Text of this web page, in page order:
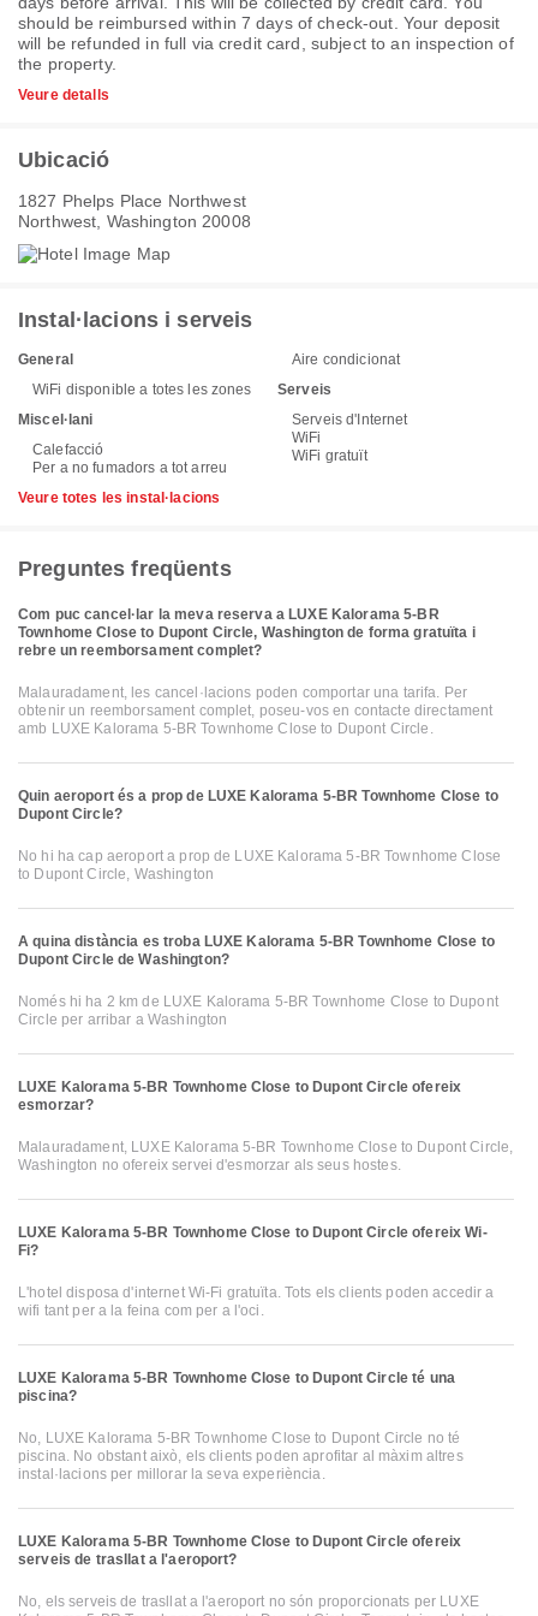
should be reimbursed within 7 days of check-out. Your deposit
will be refunded in full via credit card, subject to an inspection of
the property.
Veure detalls
Ubicació
1827 Phelps Place Northwest
Northwest, Washington 20008
Instal·lacions i serveis
General
WiFi disponible a totes les zones
Miscel·lani
Calefacció
Per a no fumadors a tot arreu
Aire condicionat
Serveis
Serveis d'Internet
WiFi
WiFi gratuït
Veure totes les instal·lacions
Preguntes freqüents
Com puc cancel·lar la meva reserva a LUXE Kalorama 5-BR
Townhome Close to Dupont Circle, Washington de forma gratuïta i
rebre un reemborsament complet?
Malauradament, les cancel·lacions poden comportar una tarifa. Per
obtenir un reemborsament complet, poseu-vos en contacte directament
amb LUXE Kalorama 5-BR Townhome Close to Dupont Circle.
Quin aeroport és a prop de LUXE Kalorama 5-BR Townhome Close to
Dupont Circle?
No hi ha cap aeroport a prop de LUXE Kalorama 5-BR Townhome Close
to Dupont Circle, Washington
A quina distància es troba LUXE Kalorama 5-BR Townhome Close to
Dupont Circle de Washington?
Només hi ha 2 km de LUXE Kalorama 5-BR Townhome Close to Dupont
Circle per arribar a Washington
LUXE Kalorama 5-BR Townhome Close to Dupont Circle ofereix
esmorzar?
Malauradament, LUXE Kalorama 5-BR Townhome Close to Dupont Circle,
Washington no ofereix servei d'esmorzar als seus hostes.
LUXE Kalorama 5-BR Townhome Close to Dupont Circle ofereix Wi-
Fi?
L'hotel disposa d'internet Wi-Fi gratuïta. Tots els clients poden accedir a
wifi tant per a la feina com per a l'oci.
LUXE Kalorama 5-BR Townhome Close to Dupont Circle té una
piscina?
No, LUXE Kalorama 5-BR Townhome Close to Dupont Circle no té
piscina. No obstant això, els clients poden aprofitar al màxim altres
instal·lacions per millorar la seva experiència.
LUXE Kalorama 5-BR Townhome Close to Dupont Circle ofereix
serveis de trasllat a l'aeroport?
No, els serveis de trasllat a l'aeroport no són proporcionats per LUXE